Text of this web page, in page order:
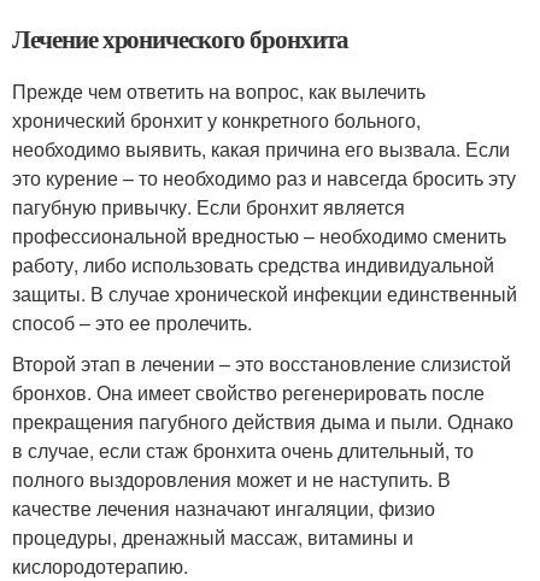
Лечение хронического бронхита
Прежде чем ответить на вопрос, как вылечить
хронический бронхит у конкретного больного,
необходимо выявить, какая причина его вызвала. Если
это курение – то необходимо раз и навсегда бросить эту
пагубную привычку. Если бронхит является
профессиональной вредностью – необходимо сменить
работу, либо использовать средства индивидуальной
защиты. В случае хронической инфекции единственный
способ – это ее пролечить.
Второй этап в лечении – это восстановление слизистой
бронхов. Она имеет свойство регенерировать после
прекращения пагубного действия дыма и пыли. Однако
в случае, если стаж бронхита очень длительный, то
полного выздоровления может и не наступить. В
качестве лечения назначают ингаляции, физио
процедуры, дренажный массаж, витамины и
кислородотерапию.